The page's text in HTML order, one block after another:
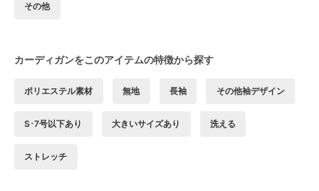
その他
カーディガンをこのアイテムの特徴から探す
ポリエステル素材 無地 長袖 その他袖デザイン
S･7号以下あり 大きいサイズあり 洗える
ストレッチ